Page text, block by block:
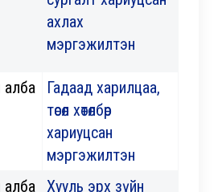
ахлах
мэргэжилтэн
алба
Гадаад харилцаа,
төсөл хөтөлбөр
хариуцсан
мэргэжилтэн
алба Хууль эрх зүйн